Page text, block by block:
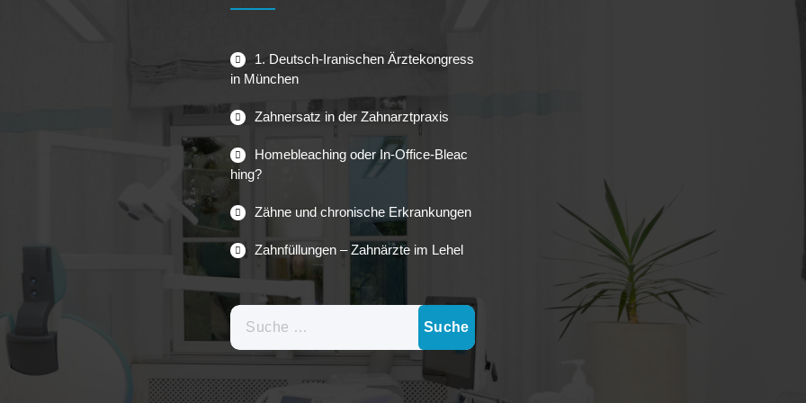
1. Deutsch-Iranischen Ärztekongress
in München
Zahnersatz in der Zahnarztpraxis
Homebleaching oder In-Office-Bleac
hing?
Zähne und chronische Erkrankungen
Zahnfüllungen – Zahnärzte im Lehel
Suche
nach: